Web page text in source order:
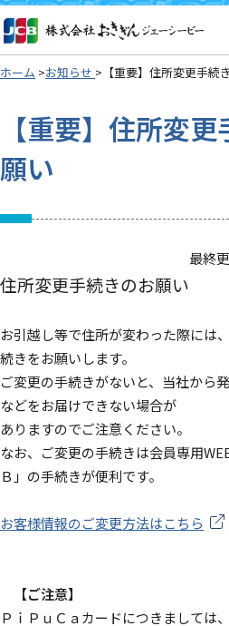
ホーム お知らせ 【重要】住所変更手続
【重要】住所変
願い
最終
住所変更手続きのお願い
お引越し等で住所が変わった際には
続きをお願いします。
ご変更の手続きがないと、当社から
などをお届けできない場合が
ありますのでご注意ください。
なお、ご変更の手続きは会員専用
Ｂ」の手続きが便利です。
お客様情報のご変更方法はこちら
【ご注意】
ＰｉＰｕＣａカードにつきましては